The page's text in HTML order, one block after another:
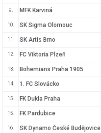
9. MFK Karviná
10. SK Sigma Olomouc
11. SK Artis Brno
12. FC Viktoria Plzeň
13. Bohemians Praha 1905
14. 1. FC Slovácko
15. FK Dukla Praha
15. FK Pardubice
16. SK Dynamo České Budějovice